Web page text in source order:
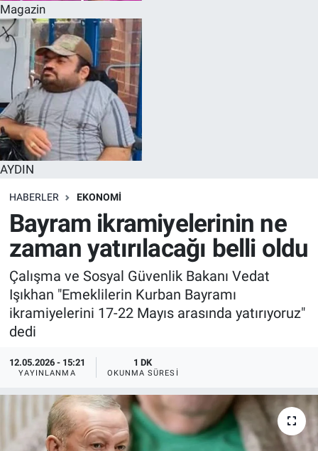
Magazin
AYDIN
HABERLER EKONOMI
Bayram ikramiyelerinin ne
zaman yatırılacağı belli oldu
Çalışma ve Sosyal Güvenlik Bakanı Vedat
Işıkhan "Emeklilerin Kurban Bayramı
ikramiyelerini 17-22 Mayıs arasında yatırıyoruz"
dedi
12.05.2026 - 15:21
YAYINLANMA
1 DK
OKUNMA SÜRESI